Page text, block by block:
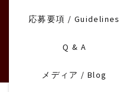
応募要項 / Guidelines
Q & A
メディア / Blog